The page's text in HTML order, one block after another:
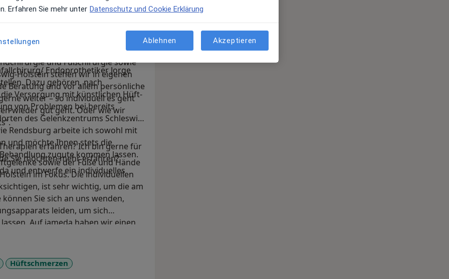
jameda-Profil über meine Leistungen
Sie herzlich! Hier erhalten Sie
als
Rendsburg. Unser MVZ vereint
und Fußchirurgie sowie
Holstein stehen wir in eigenen
Beratung und vor allem persönliche
weiter – so individuell es geht
wieder gut geht. Oder wie wir
erfahren? Ich bin gerne für
möchten mehr erfahren?
und entwerfe ein individuelles
Endoprothetiker Jorge
Dazu gehören, nach
Versorgung mit künstlichen Hüft-
von Problemen bei bereits
des Gelenkzentrums Schleswig-
Rendsburg arbeite ich sowohl mit
und möchte Ihnen stets die
zugute kommen lassen.
sowie der Füße und Hände
im Fokus. Die individuellen
ist sehr wichtig, um die am
Sie sich an uns wenden,
leiden, um sich
Auf jameda haben wir einen
damit Sie sich ein
Hüftschmerzen
Erfahren Sie mehr unter Datenschutz und Cookie Erklärung
Ablehnen Akzeptieren